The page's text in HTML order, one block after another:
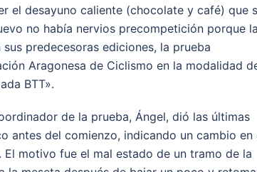
el desayuno caliente (chocolate y café) que
no había nervios precompetición porque la
predecesoras ediciones, la prueba
Aragonesa de Ciclismo en la modalidad
BTT».
de la prueba, Ángel, dió las últimas
antes del comienzo, indicando un cambio en
motivo fue el mal estado de un tramo de la